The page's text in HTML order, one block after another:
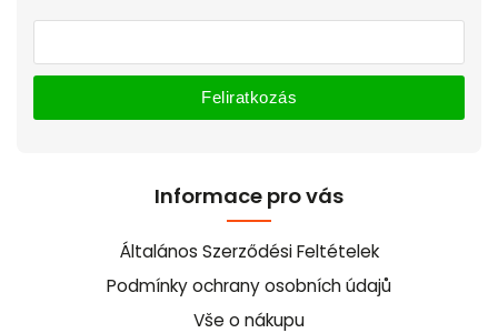
Informace pro vás
Általános Szerződési Feltételek
Podmínky ochrany osobních údajů
Vše o nákupu
Feliratkozás